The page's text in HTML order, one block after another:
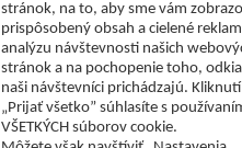
stránok, na to, aby sme vám
prispôsobený obsah a cielené
analýzu návštevnosti našich
stránok a na pochopenie toho,
naši návštevníci prichádzajú.
„Prijať všetko” súhlasíte s
VŠETKÝCH súborov cookie.